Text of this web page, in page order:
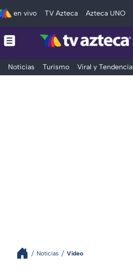
en vivo TV Azteca Azteca UNO
Noticias Turismo Viral y Tendencia
Noticias Video